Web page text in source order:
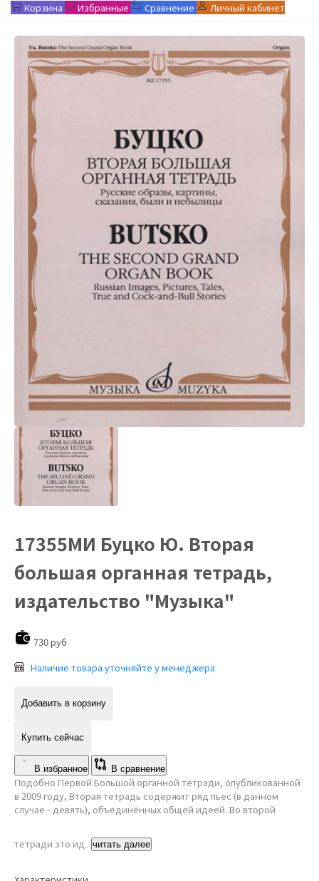
Корзина
Избранные Сравнение Личный кабинет
17355МИ Буцко Ю. Вторая
большая органная тетрадь,
издательство "Музыка"
730 руб
Наличие товара уточняйте у менеджера
Добавить в корзину
Купить сейчас
В избранное В сравнение
Подобно Первой Большой органной тетради, опубликованной
в 2009 году, Вторая тетрадь содержит ряд пьес (в данном
случае - девять), объединённых общей идеей. Во второй
тетради это ид.. читать далее